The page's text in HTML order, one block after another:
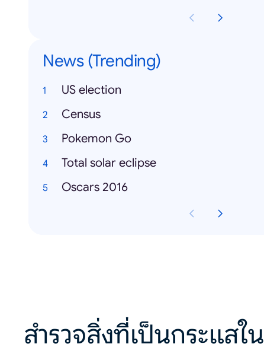
News (Trending)
US election
Census
Pokemon Go
Total solar eclipse
Oscars 2016
สำรวจสิ่งที่เป็นกระแสใน